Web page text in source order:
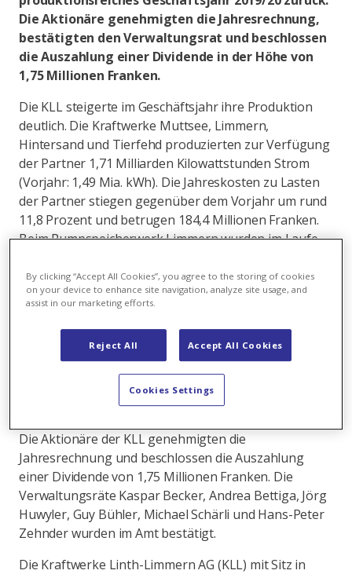
Die Aktionäre genehmigten die Jahresrechnung,
bestätigten den Verwaltungsrat und beschlossen
die Auszahlung einer Dividende in der Höhe von
1,75 Millionen Franken.
Die KLL steigerte im Geschäftsjahr ihre Produktion
deutlich. Die Kraftwerke Muttsee, Limmern,
Hintersand und Tierfehd produzierten zur Verfügung
der Partner 1,71 Milliarden Kilowattstunden Strom
(Vorjahr: 1,49 Mia. kWh). Die Jahreskosten zu Lasten
der Partner stiegen gegenüber dem Vorjahr um rund
11,8 Prozent und betrugen 184,4 Millionen Franken.
Beim Pumpspeicherwerk Limmern wurden im Laufe
ausgeführt.
Weniger Besucher aufgrund Pandemie
Im Berichtsjahr besichtigten rund 3200 Personen das
Pumpspeicherwerk Limmern. Das ist im Vergleich zum
Vorjahr nur rund die Hälfte. Die Besucherführungen
wurden aufgrund der Corona-Pandemie zwischen
März und Juni eingestellt.
Die Aktionäre der KLL genehmigten die
Jahresrechnung und beschlossen die Auszahlung
einer Dividende von 1,75 Millionen Franken. Die
Verwaltungsräte Kaspar Becker, Andrea Bettiga, Jörg
Huwyler, Guy Bühler, Michael Schärli und Hans-Peter
Zehnder wurden im Amt bestätigt.
Die Kraftwerke Linth-Limmern AG (KLL) mit Sitz in
By clicking “Accept All Cookies”, you agree to the storing of cookies
on your device to enhance site navigation, analyze site usage, and
assist in our marketing efforts.
Reject All Accept All Cookies
Cookies Settings